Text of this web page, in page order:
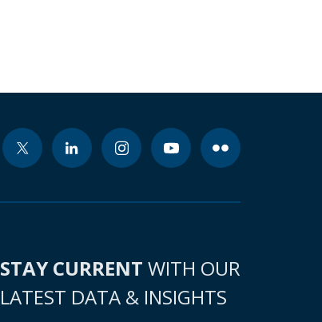
STAY CURRENT WITH OUR
LATEST DATA & INSIGHTS